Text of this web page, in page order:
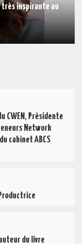
inspirante au
CWEN, Présidente
Network
cabinet ABCS
du livre